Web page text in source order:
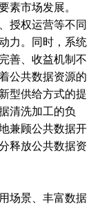
素市场发展。
权运营等不同
力。同时，系统
善、收益机制不
公共数据资源的
型供给方式的提
清洗加工的负
兼顾公共数据开
释放公共数据资
场景、丰富数据